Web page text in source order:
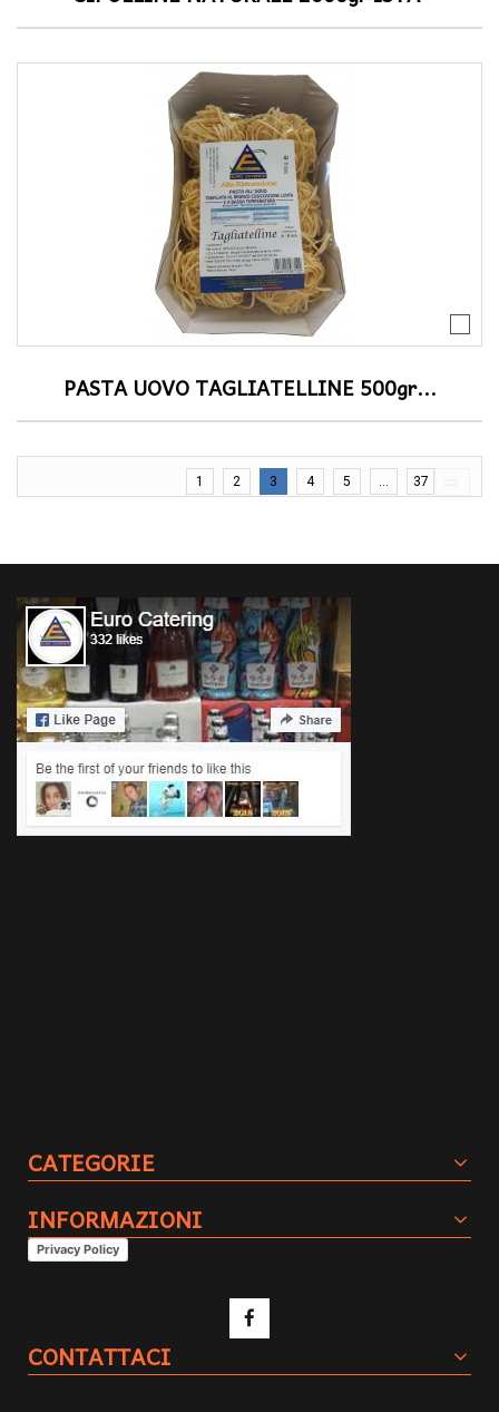
PASTA UOVO TAGLIATELLINE 500gr...
1 2 3 4 5 ... 37
CATEGORIE
INFORMAZIONI
Privacy Policy
CONTATTACI